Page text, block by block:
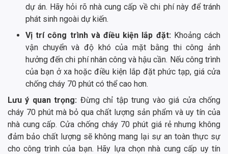
dự án. Hãy hỏi rõ nhà cung cấp về chi phí này để tránh
phát sinh ngoài dự kiến.
Vị trí công trình và điều kiện lắp đặt: Khoảng cách
vận chuyển và độ khó của mặt bằng thi công ảnh
hưởng đến chi phí nhân công và hậu cần. Nếu công trình
của bạn ở xa hoặc điều kiện lắp đặt phức tạp, giá cửa
chống cháy 70 phút có thể cao hơn.
Lưu ý quan trọng: Đừng chỉ tập trung vào giá cửa chống
cháy 70 phút mà bỏ qua chất lượng sản phẩm và uy tín của
nhà cung cấp. Cửa chống cháy 70 phút giá rẻ nhưng không
đảm bảo chất lượng sẽ không mang lại sự an toàn thực sự
cho công trình của bạn. Hãy lựa chọn nhà cung cấp uy tín